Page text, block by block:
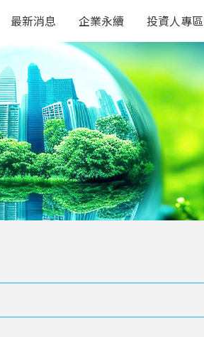
最新消息 企業永續 投資人專區